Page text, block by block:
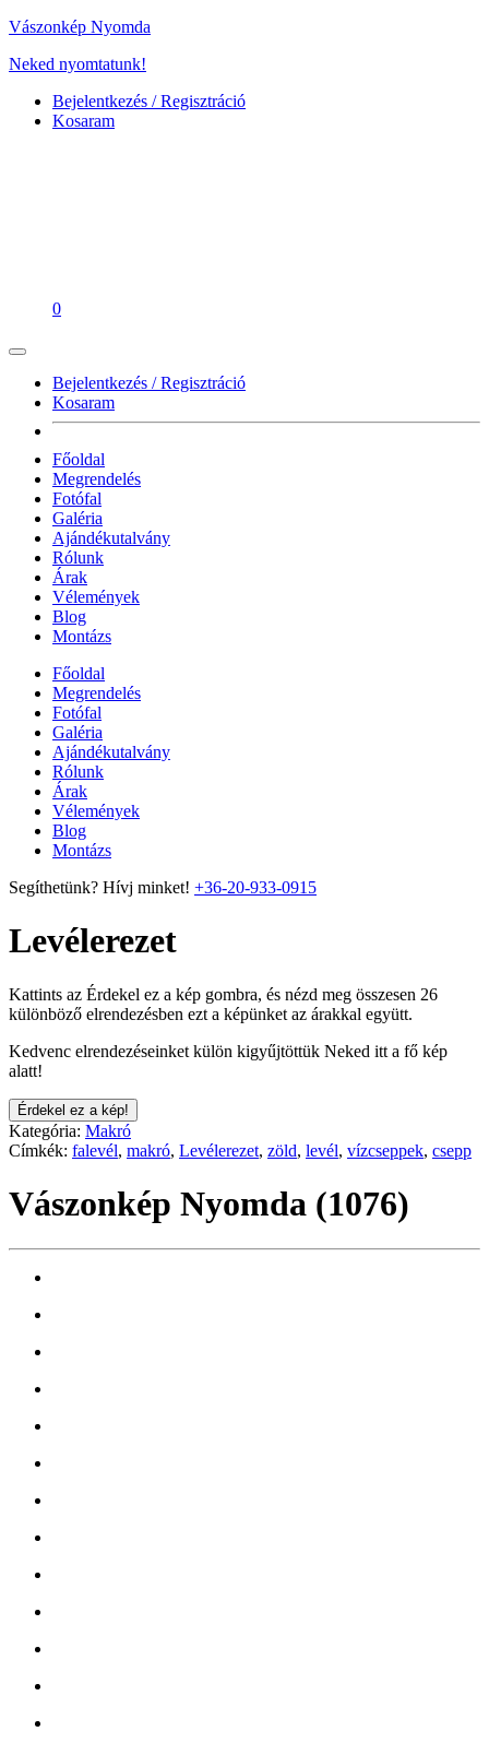
Vászonkép Nyomda
Neked nyomtatunk!
Bejelentkezés / Regisztráció
Kosaram
0
Bejelentkezés / Regisztráció
Kosaram
Főoldal
Megrendelés
Fotófal
Galéria
Ajándékutalvány
Rólunk
Árak
Vélemények
Blog
Montázs
Főoldal
Megrendelés
Fotófal
Galéria
Ajándékutalvány
Rólunk
Árak
Vélemények
Blog
Montázs
Segíthetünk? Hívj minket! +36-20-933-0915
Levélerezet
Kattints az Érdekel ez a kép gombra, és nézd meg összesen 26
különböző elrendezésben ezt a képünket az árakkal együtt.
Kedvenc elrendezéseinket külön kigyűjtöttük Neked itt a fő kép
alatt!
Érdekel ez a kép!
Kategória: Makró
Címkék: falevél, makró, Levélerezet, zöld, levél, vízcseppek, csepp
Vászonkép Nyomda (1076)